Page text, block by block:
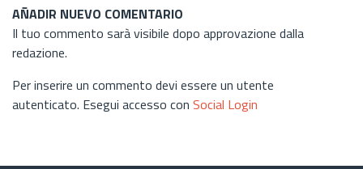
AÑADIR NUEVO COMENTARIO
Il tuo commento sarà visibile dopo approvazione dalla
redazione.
Per inserire un commento devi essere un utente
autenticato. Esegui accesso con Social Login